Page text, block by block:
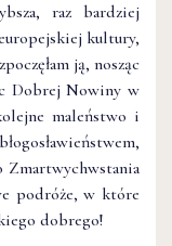
raz bardziej
kultury,
ją, nosząc
Dobrej Nowiny w
maleństwo i
Zmartwychwstania
podróże, w które
dobrego!